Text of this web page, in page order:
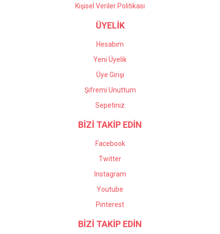
Kişisel Veriler Politikası
ÜYELİK
Hesabım
Yeni Üyelik
Üye Girişi
Şifremi Unuttum
Sepetiniz
BİZİ TAKİP EDİN
Facebook
Twitter
Instagram
Youtube
Pinterest
BİZİ TAKİP EDİN